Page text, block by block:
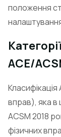
положення
ACE/
вправ), яка в
ACSM 2018
фізичних